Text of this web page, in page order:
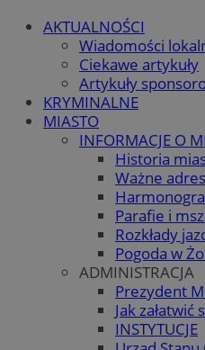
AKTUALNOŚCI
Wiadomości
Ciekawe artykuły
Artykuły
KRYMINALNE
MIASTO
INFORMACJE O
Historia
Ważne
Parafie i
Rozkłady
Pogoda w
ADMINISTRACJA
Prezydent
Jak
INSTYTUCJE